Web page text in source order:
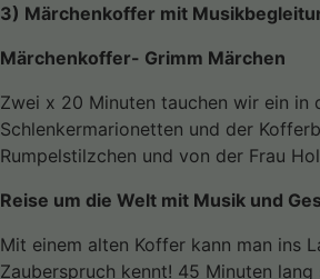
3) Märchenkoffer mit
Märchenkoffer- Grimm Märchen
Zwei x 20 Minuten tauchen wir ein in
Schlenkermarionetten und der
Rumpelstilzchen und von der Frau
Reise um die Welt mit Musik und
Mit einem alten Koffer kann man ins
Zauberspruch kennt! 45 Minuten